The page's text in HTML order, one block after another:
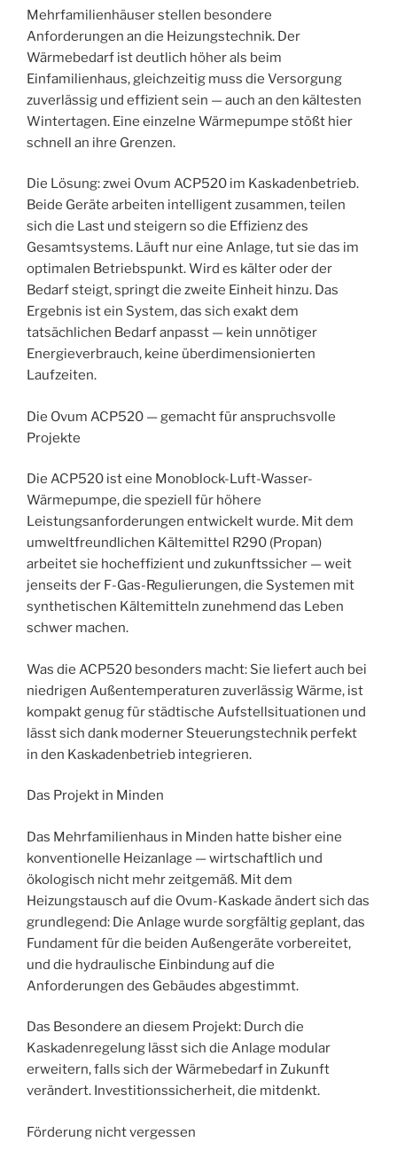
Mehrfamilienhäuser stellen besondere
Anforderungen an die Heizungstechnik. Der
Wärmebedarf ist deutlich höher als beim
Einfamilienhaus, gleichzeitig muss die Versorgung
zuverlässig und effizient sein — auch an den kältesten
Wintertagen. Eine einzelne Wärmepumpe stößt hier
schnell an ihre Grenzen.
Die Lösung: zwei Ovum ACP520 im Kaskadenbetrieb.
Beide Geräte arbeiten intelligent zusammen, teilen
sich die Last und steigern so die Effizienz des
Gesamtsystems. Läuft nur eine Anlage, tut sie das im
optimalen Betriebspunkt. Wird es kälter oder der
Bedarf steigt, springt die zweite Einheit hinzu. Das
Ergebnis ist ein System, das sich exakt dem
tatsächlichen Bedarf anpasst — kein unnötiger
Energieverbrauch, keine überdimensionierten
Laufzeiten.
Die Ovum ACP520 — gemacht für anspruchsvolle
Projekte
Die ACP520 ist eine Monoblock-Luft-Wasser-
Wärmepumpe, die speziell für höhere
Leistungsanforderungen entwickelt wurde. Mit dem
umweltfreundlichen Kältemittel R290 (Propan)
arbeitet sie hocheffizient und zukunftssicher — weit
jenseits der F-Gas-Regulierungen, die Systemen mit
synthetischen Kältemitteln zunehmend das Leben
schwer machen.
Was die ACP520 besonders macht: Sie liefert auch bei
niedrigen Außentemperaturen zuverlässig Wärme, ist
kompakt genug für städtische Aufstellsituationen und
lässt sich dank moderner Steuerungstechnik perfekt
in den Kaskadenbetrieb integrieren.
Das Projekt in Minden
Das Mehrfamilienhaus in Minden hatte bisher eine
konventionelle Heizanlage — wirtschaftlich und
ökologisch nicht mehr zeitgemäß. Mit dem
Heizungstausch auf die Ovum-Kaskade ändert sich das
grundlegend: Die Anlage wurde sorgfältig geplant, das
Fundament für die beiden Außengeräte vorbereitet,
und die hydraulische Einbindung auf die
Anforderungen des Gebäudes abgestimmt.
Das Besondere an diesem Projekt: Durch die
Kaskadenregelung lässt sich die Anlage modular
erweitern, falls sich der Wärmebedarf in Zukunft
verändert. Investitionssicherheit, die mitdenkt.
Förderung nicht vergessen